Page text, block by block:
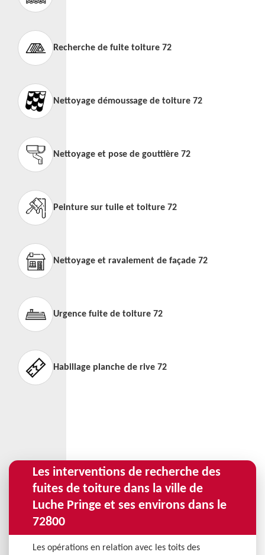
Recherche de fuite toiture 72
Nettoyage démoussage de toiture 72
Nettoyage et pose de gouttière 72
Peinture sur tuile et toiture 72
Nettoyage et ravalement de façade 72
Urgence fuite de toiture 72
Habillage planche de rive 72
Les interventions de recherche des
fuites de toiture dans la ville de
Luche Pringe et ses environs dans le
72800
Les opérations en relation avec les toits des